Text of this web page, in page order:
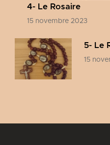
4- Le Rosaire
15 novembre 2023
5- Le
15